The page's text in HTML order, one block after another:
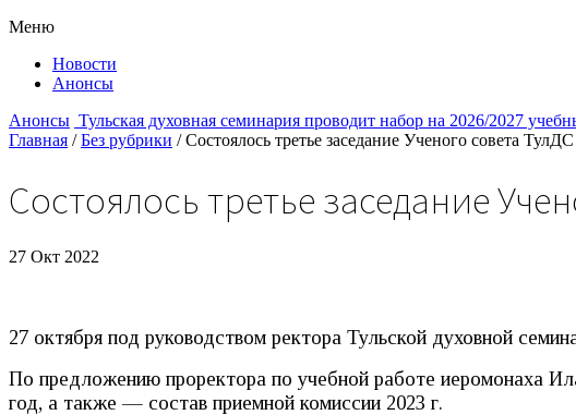
Меню
Новости
Анонсы
Анонсы Тульская духовная семинария проводит набор на 2026/2027
Главная / Без рубрики / Состоялось третье заседание Ученого совета ТулДС
Состоялось третье заседание
27 Окт 2022
27 октября под руководством ректора Тульской духовной
По предложению проректора по учебной работе иеромонаха
год, а также — состав приемной комиссии 2023 г.